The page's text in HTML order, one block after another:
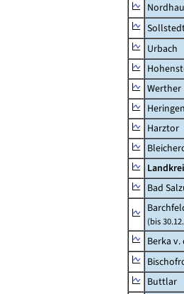
Urbach
Werther
Harztor
Bad
(bis
Berka v.
Buttlar